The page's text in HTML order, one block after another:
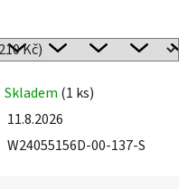
Skladem (1 ks)
11.8.2026
W24055156D-00-137-S